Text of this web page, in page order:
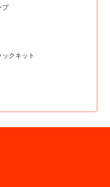
プ
クキット